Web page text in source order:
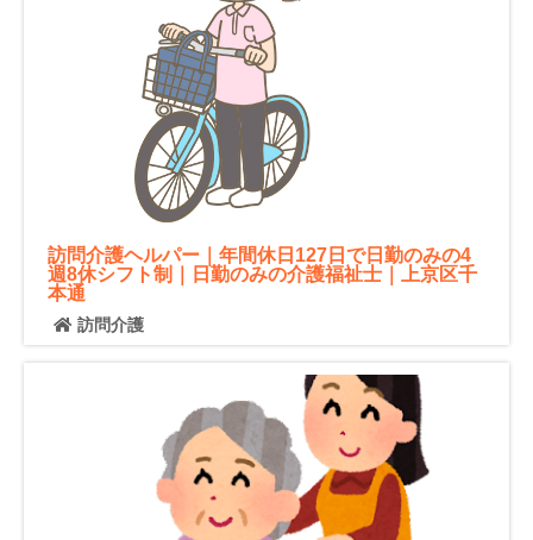
訪問介護ヘルパー｜年間休日127日で日勤のみの4
週8休シフト制｜日勤のみの介護福祉士｜上京区千
本通
訪問介護